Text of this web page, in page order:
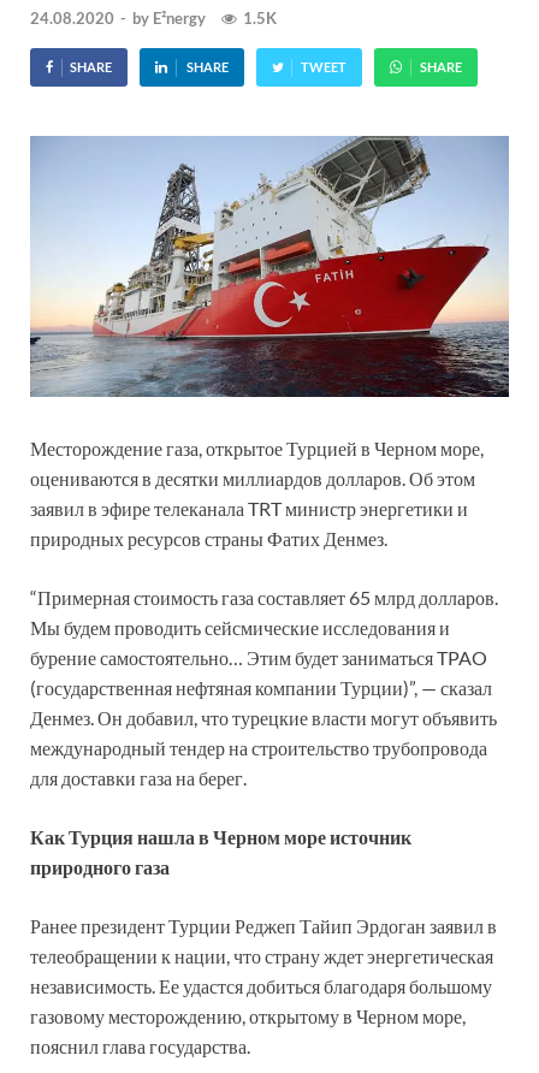
24.08.2020 - by E²nergy 1.5K
SHARE SHARE TWEET SHARE
Месторождение газа, открытое Турцией в Черном море,
оцениваются в десятки миллиардов долларов. Об этом
заявил в эфире телеканала TRT министр энергетики и
природных ресурсов страны Фатих Денмез.
“Примерная стоимость газа составляет 65 млрд долларов.
Мы будем проводить сейсмические исследования и
бурение самостоятельно… Этим будет заниматься TPAO
(государственная нефтяная компании Турции)”, — сказал
Денмез. Он добавил, что турецкие власти могут объявить
международный тендер на строительство трубопровода
для доставки газа на берег.
Как Турция нашла в Черном море источник
природного газа
Ранее президент Турции Реджеп Тайип Эрдоган заявил в
телеобращении к нации, что страну ждет энергетическая
независимость. Ее удастся добиться благодаря большому
газовому месторождению, открытому в Черном море,
пояснил глава государства.